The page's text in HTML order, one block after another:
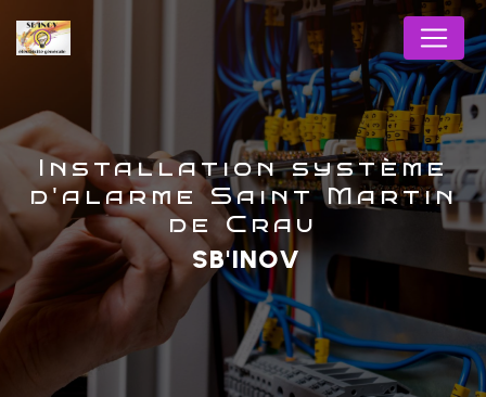
Installation système
d'alarme Saint Martin
de Crau
SB'INOV
Panneau de gestion des cookies